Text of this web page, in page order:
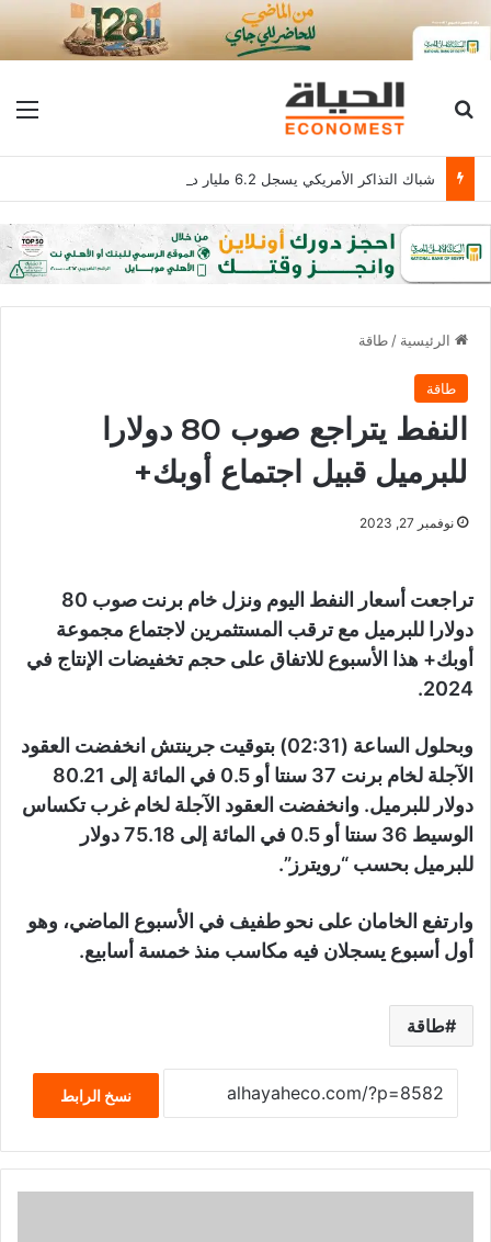
بحث عن
شباك التذاكر الأمريكي يسجل 6.2 مليار دولار
الرئيسية / طاقة
طاقة
النفط يتراجع صوب 80 دولارا
للبرميل قبيل اجتماع أوبك+
نوفمبر 27, 2023
تراجعت أسعار النفط اليوم ونزل خام برنت صوب 80
دولارا للبرميل مع ترقب المستثمرين لاجتماع مجموعة
أوبك+ هذا الأسبوع للاتفاق على حجم تخفيضات الإنتاج في
2024.
وبحلول الساعة (02:31) بتوقيت جرينتش انخفضت العقود
الآجلة لخام برنت 37 سنتا أو 0.5 في المائة إلى 80.21
دولار للبرميل. وانخفضت العقود الآجلة لخام غرب تكساس
الوسيط 36 سنتا أو 0.5 في المائة إلى 75.18 دولار
للبرميل بحسب “رويترز”.
وارتفع الخامان على نحو طفيف في الأسبوع الماضي، وهو
أول أسبوع يسجلان فيه مكاسب منذ خمسة أسابيع.
طاقة
نسخ الرابط